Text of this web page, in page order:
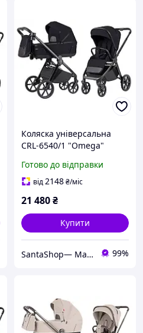
Коляска універсальна
CRL-6540/1 "Omega"
adapters CARRELLO
Готово до відправки
від2148₴/міс
21 480₴
Купити
SantaShop— Магазин дитячих іграшок 99%